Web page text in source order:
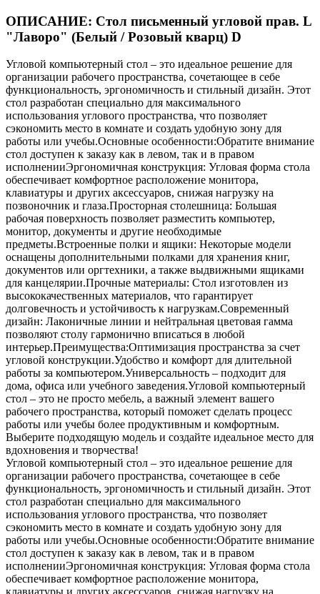
ОПИСАНИЕ: Стол письменный угловой прав. L
"Лаворо" (Белый / Розовый кварц) D
Угловой компьютерный стол – это идеальное решение для
организации рабочего пространства, сочетающее в себе
функциональность, эргономичность и стильный дизайн. Этот
стол разработан специально для максимального
использования углового пространства, что позволяет
сэкономить место в комнате и создать удобную зону для
работы или учебы.Основные особенности:Обратите внимание
стол доступен к заказу как в левом, так и в правом
исполненииЭргономичная конструкция: Угловая форма стола
обеспечивает комфортное расположение монитора,
клавиатуры и других аксессуаров, снижая нагрузку на
позвоночник и глаза.Просторная столешница: Большая
рабочая поверхность позволяет разместить компьютер,
монитор, документы и другие необходимые
предметы.Встроенные полки и ящики: Некоторые модели
оснащены дополнительными полками для хранения книг,
документов или оргтехники, а также выдвижными ящиками
для канцелярии.Прочные материалы: Стол изготовлен из
высококачественных материалов, что гарантирует
долговечность и устойчивость к нагрузкам.Современный
дизайн: Лаконичные линии и нейтральная цветовая гамма
позволяют столу гармонично вписаться в любой
интерьер.Преимущества:Оптимизация пространства за счет
угловой конструкции.Удобство и комфорт для длительной
работы за компьютером.Универсальность – подходит для
дома, офиса или учебного заведения.Угловой компьютерный
стол – это не просто мебель, а важный элемент вашего
рабочего пространства, который поможет сделать процесс
работы или учебы более продуктивным и комфортным.
Выберите подходящую модель и создайте идеальное место для
вдохновения и творчества!
Угловой компьютерный стол – это идеальное решение для
организации рабочего пространства, сочетающее в себе
функциональность, эргономичность и стильный дизайн. Этот
стол разработан специально для максимального
использования углового пространства, что позволяет
сэкономить место в комнате и создать удобную зону для
работы или учебы.Основные особенности:Обратите внимание
стол доступен к заказу как в левом, так и в правом
исполненииЭргономичная конструкция: Угловая форма стола
обеспечивает комфортное расположение монитора,